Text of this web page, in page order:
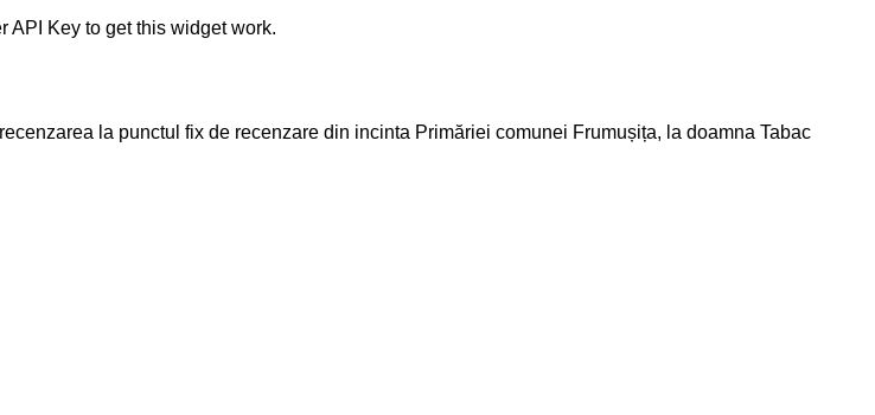
API Key to get this widget work.
la punctul fix de recenzare din incinta Primăriei comunei Frumușița, la doamna Tabac